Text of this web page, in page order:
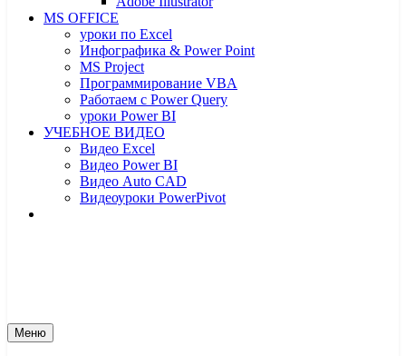
MS OFFICE
уроки по Excel
Инфографика & Power Point
MS Project
Программирование VBA
Работаем с Power Query
уроки Power BI
УЧЕБНОЕ ВИДЕО
Видео Excel
Видео Power BI
Видео Auto CAD
Видеоуроки PowerPivot
Меню